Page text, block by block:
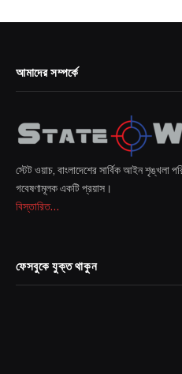
আমাদের সম্পর্কে
স্টেট ওয়াচ, বাংলাদেশের সার্বিক আইন শৃঙ্খলা
গবেষণামূলক একটি প্রয়াস।
বিস্তারিত...
ফেসবুকে যুক্ত থাকুন